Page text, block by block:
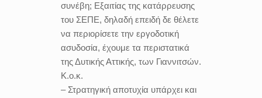
συνέβη; Εξαιτίας της κατάρρευσης
του ΣΕΠΕ, δηλαδή επειδή δε θέλετε
να περιορίσετε την εργοδοτική
ασυδοσία, έχουμε τα περιστατικά
της Δυτικής Αττικής, των Γιαννιτσών.
Κ.ο.κ.
– Στρατηγική αποτυχία υπάρχει και